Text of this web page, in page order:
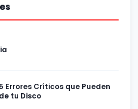
Errores Críticos que Pueden
tu Disco